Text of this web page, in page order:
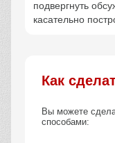
подвергнуть
касательно
Как
Вы можете
способами: